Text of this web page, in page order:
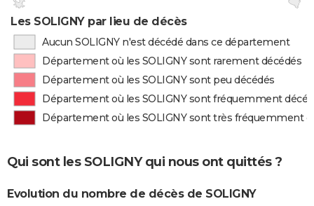
Les SOLIGNY par lieu de décès
Aucun SOLIGNY n'est décédé dans ce département
Département où les SOLIGNY sont rarement décédés
Département où les SOLIGNY sont peu décédés
Département où les SOLIGNY sont fréquemment
Département où les SOLIGNY sont très fréquemment
Qui sont les SOLIGNY qui nous ont quittés ?
Evolution du nombre de décès de SOLIGNY